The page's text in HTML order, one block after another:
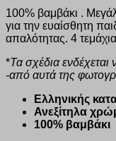
100% βαμβάκι .
για την ευαίσθητη
απαλότητας. 4
*Τα σχέδια
-από αυτά της
Eλληνικής
Ανεξίτηλα
100% βαμβάκι